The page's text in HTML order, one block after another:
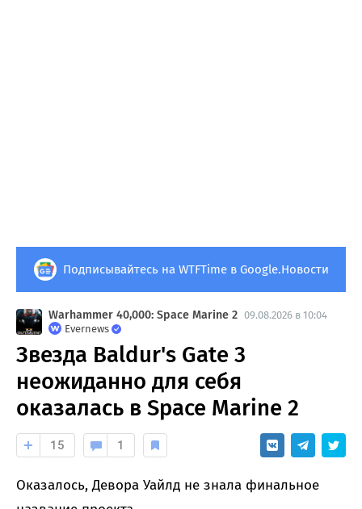
Подписывайтесь на WTFTime в Google.Новости
Warhammer 40,000: Space Marine 2 09.08.2026 в 10:04
Evernews
Звезда Baldur's Gate 3
неожиданно для себя
оказалась в Space Marine 2
15 1
Оказалось, Девора Уайлд не знала финальное